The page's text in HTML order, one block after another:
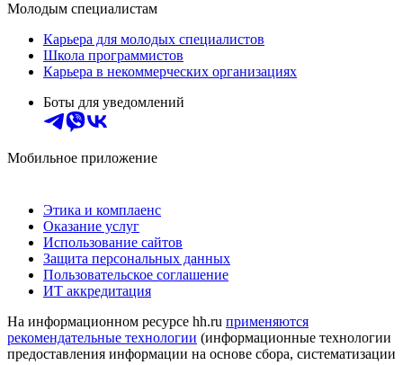
Молодым специалистам
Карьера для молодых специалистов
Школа программистов
Карьера в некоммерческих организациях
Боты для уведомлений
Мобильное приложение
Этика и комплаенс
Оказание услуг
Использование сайтов
Защита персональных данных
Пользовательское соглашение
ИТ аккредитация
На информационном ресурсе hh.ru применяются
рекомендательные технологии (информационные технологии
предоставления информации на основе сбора, систематизации